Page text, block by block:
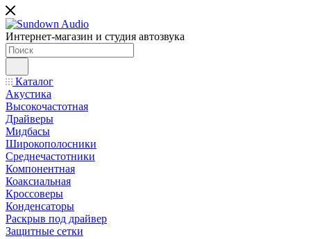
Интернет-магазин и студия автозвука
Каталог
Акустика
Высокочастотная
Драйверы
Мидбасы
Широкополосники
Среднечастотники
Компонентная
Коаксиальная
Кроссоверы
Конденсаторы
Раскрыв под драйвер
Защитные сетки